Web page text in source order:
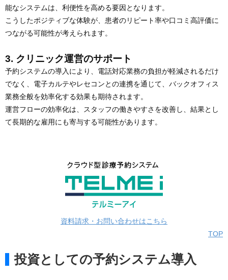
能なシステムは、利便性を高める要因となります。
こうしたポジティブな体験が、患者のリピート率や口コミ高評価に
つながる可能性が考えられます。
3. クリニック運営のサポート
予約システムの導入により、電話対応業務の負担が軽減されるだけ
でなく、電子カルテやレセコンとの連携を通じて、バックオフィス
業務全般を効率化する効果も期待されます。
運営フローの効率化は、スタッフの働きやすさを改善し、結果とし
て長期的な雇用にも寄与する可能性があります。
資料請求・お問い合わせはこちら
TOP
投資としての予約システム導入